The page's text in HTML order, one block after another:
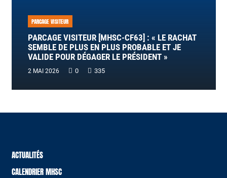
PARCAGE VISITEUR
PARCAGE VISITEUR [MHSC-CF63] : « LE RACHAT
SEMBLE DE PLUS EN PLUS PROBABLE ET JE
VALIDE POUR DÉGAGER LE PRÉSIDENT »
2 MAI 2026 0 335
ACTUALITÉS
CALENDRIER MHSC